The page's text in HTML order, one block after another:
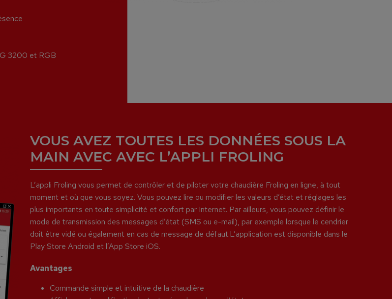
3200 et RGB
VOUS AVEZ TOUTES LES DONNÉES SOUS LA
MAIN AVEC AVEC L’APPLI FROLING
L’appli Froling vous permet de contrôler et de piloter votre chaudière Froling en ligne, à tout
moment et où que vous soyez. Vous pouvez lire ou modifier les valeurs d’état et réglages les
plus importants en toute simplicité et confort par Internet. Par ailleurs, vous pouvez définir le
mode de transmission des messages d’état (SMS ou e-mail), par exemple lorsque le cendrier
doit être vidé ou également en cas de message de défaut.L’application est disponible dans le
Play Store Android et l’App Store iOS.
Avantages
Commande simple et intuitive de la chaudière